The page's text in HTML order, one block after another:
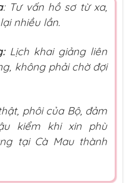
: Tư vấn hồ sơ từ xa,
nhiều lần.
Lịch khai giảng liên
không phải chờ đợi
phôi của Bộ, đảm
kiểm khi xin phù
tại Cà Mau thành